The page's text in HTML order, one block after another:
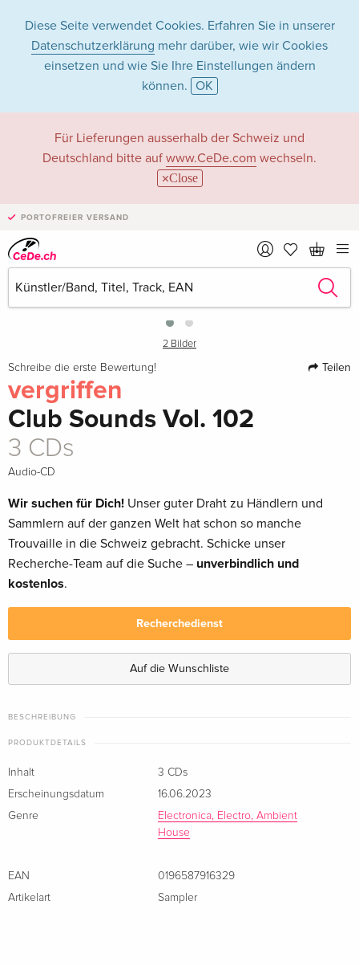
Diese Seite verwendet Cookies. Erfahren Sie in unserer
Datenschutzerklärung mehr darüber, wie wir Cookies
einsetzen und wie Sie Ihre Einstellungen ändern
können. OK
Für Lieferungen ausserhalb der Schweiz und
Deutschland bitte auf www.CeDe.com wechseln.
Close
PORTOFREIER VERSAND
2 Bilder
Schreibe die erste Bewertung! Teilen
vergriffen
Club Sounds Vol. 102
3 CDs
Audio-CD
Wir suchen für Dich! Unser guter Draht zu Händlern und
Sammlern auf der ganzen Welt hat schon so manche
Trouvaille in die Schweiz gebracht. Schicke unser
Recherche-Team auf die Suche – unverbindlich und
kostenlos.
Recherchedienst
Auf die Wunschliste
BESCHREIBUNG
PRODUKTDETAILS
Inhalt
3 CDs
Erscheinungsdatum
16.06.2023
Genre
Electronica, Electro, Ambient
House
EAN
0196587916329
Artikelart
Sampler